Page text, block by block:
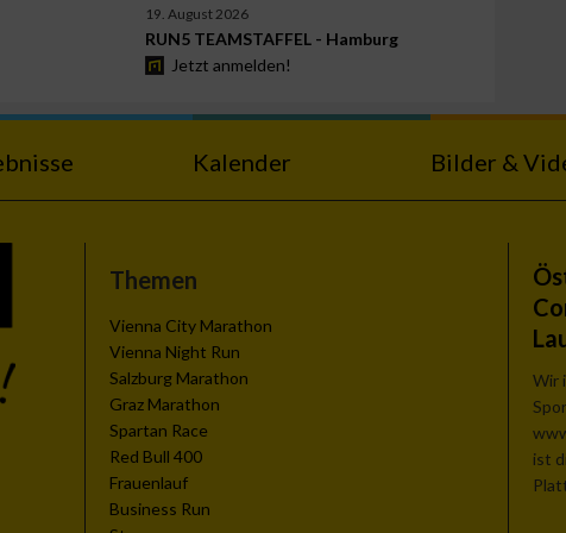
19. August 2026
RUN5 TEAMSTAFFEL - Hamburg
Jetzt anmelden!
Kalender Bilder &
Themen
Vienna City Marathon
Vienna Night Run
Salzburg Marathon
Graz Marathon
Spartan Race
Red Bull 400
Frauenlauf
Business Run
Wir
ist